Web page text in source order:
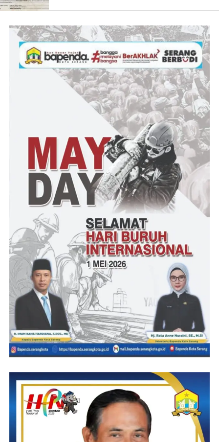
Post Views: